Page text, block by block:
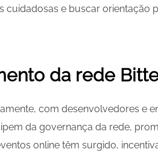
cuidadosas e buscar orientação
da rede
com desenvolvedores e
da governança da rede,
online têm surgido,